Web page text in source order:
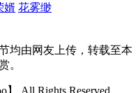
婿 花雾缈
均由网友上传，转载至本
。
All Rights Reserved.